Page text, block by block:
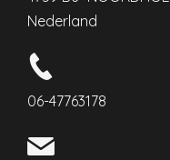
Nederland
06-47763178